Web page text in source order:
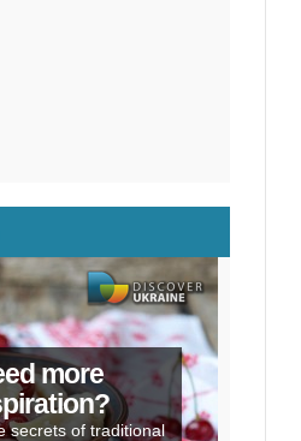
more
secrets of traditional